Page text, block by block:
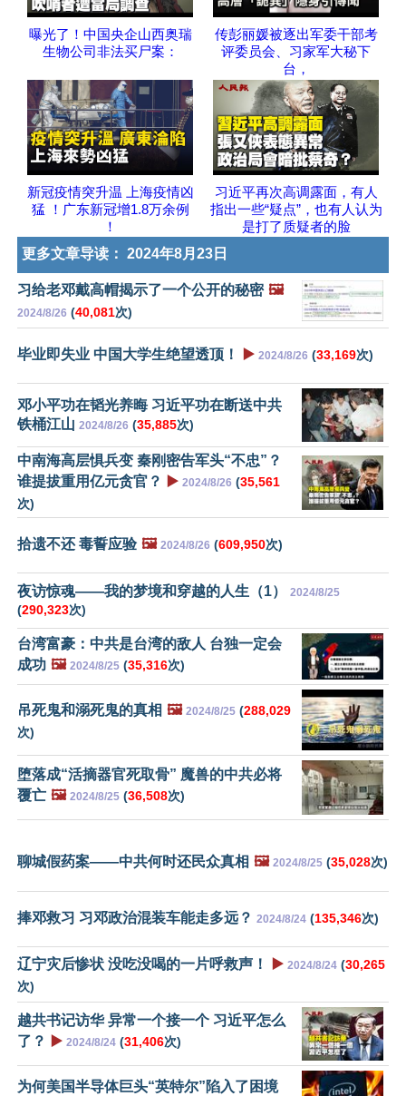
曝光了！中国央企山西奥瑞
生物公司非法买尸案：
传彭丽媛被逐出军委干部考
评委员会、习家军大秘下
台，
新冠疫情突升温 上海疫情凶
猛 ！广东新冠增1.8万余例
！
习近平再次高调露面，有人
指出一些“疑点”，也有人认为
是打了质疑者的脸
更多文章导读： 2024年8月23日
习给老邓戴高帽揭示了一个公开的秘密 🖼️
2024/8/26 (40,081次)
毕业即失业 中国大学生绝望透顶！ ▶️ 2024/8/26 (33,169次)
邓小平功在韬光养晦 习近平功在断送中共
铁桶江山 2024/8/26 (35,885次)
中南海高层惧兵变 秦刚密告军头“不忠”？
谁提拔重用亿元贪官？
▶️ 2024/8/26 (35,561
次)
拾遗不还 毒誓应验 🖼️ 2024/8/26 (609,950次)
夜访惊魂——我的梦境和穿越的人生（1） 2024/8/25
(290,323次)
台湾富豪：中共是台湾的敌人 台独一定会
成功 🖼️ 2024/8/25 (35,316次)
吊死鬼和溺死鬼的真相 🖼️ 2024/8/25 (288,029
次)
堕落成“活摘器官死取骨” 魔兽的中共必将
覆亡 🖼️ 2024/8/25 (36,508次)
聊城假药案——中共何时还民众真相 🖼️ 2024/8/25 (35,028次)
捧邓救习 习邓政治混装车能走多远？ 2024/8/24 (135,346次)
辽宁灾后惨状 没吃没喝的一片呼救声！ ▶️ 2024/8/24 (30,265
次)
越共书记访华 异常一个接一个 习近平怎么
了？
▶️ 2024/8/24 (31,406次)
为何美国半导体巨头“英特尔”陷入了困境